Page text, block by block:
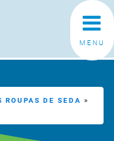
MENU
DE SEDA »